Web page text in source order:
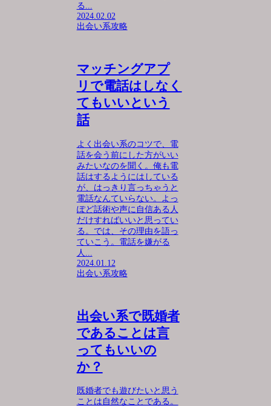
る...
2024.02.02
出会い系攻略
マッチングアプ
リで電話はしなく
てもいいという
話
よく出会い系のコツで、電
話を会う前にした方がいい
みたいなのを聞く。俺も電
話はするようにはしている
が、はっきり言っちゃうと
電話なんていらない。よっ
ぽど話術や声に自信ある人
だけすればいいと思ってい
る。では、その理由を語っ
ていこう。電話を嫌がる
人...
2024.01.12
出会い系攻略
出会い系で既婚者
であることは言
ってもいいの
か？
既婚者でも遊びたいと思う
ことは自然なことである。